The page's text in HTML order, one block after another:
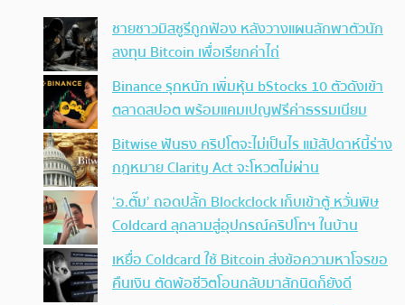
ชายชาวมิสซูรีถูกฟ้อง หลังวางแผนลักพาตัวนัก
ลงทุน Bitcoin เพื่อเรียกค่าไถ่
Binance รุกหนัก เพิ่มหุ้น bStocks 10 ตัวดังเข้า
ตลาดสปอต พร้อมแคมเปญฟรีค่าธรรมเนียม
Bitwise ฟันธง คริปโตจะไม่เป็นไร แม้สัปดาห์นี้ร่าง
กฎหมาย Clarity Act จะโหวตไม่ผ่าน
‘อ.ตั๊ม’ ถอดปลั้ก Blockclock เก็บเข้าตู้ หวั่นพิษ
Coldcard ลุกลามสู่อุปกรณ์คริปโทฯ ในบ้าน
เหยื่อ Coldcard ใช้ Bitcoin ส่งข้อความหาโจรขอ
คืนเงิน ตัดพ้อชีวิตโอนกลับมาสักนิดก็ยังดี